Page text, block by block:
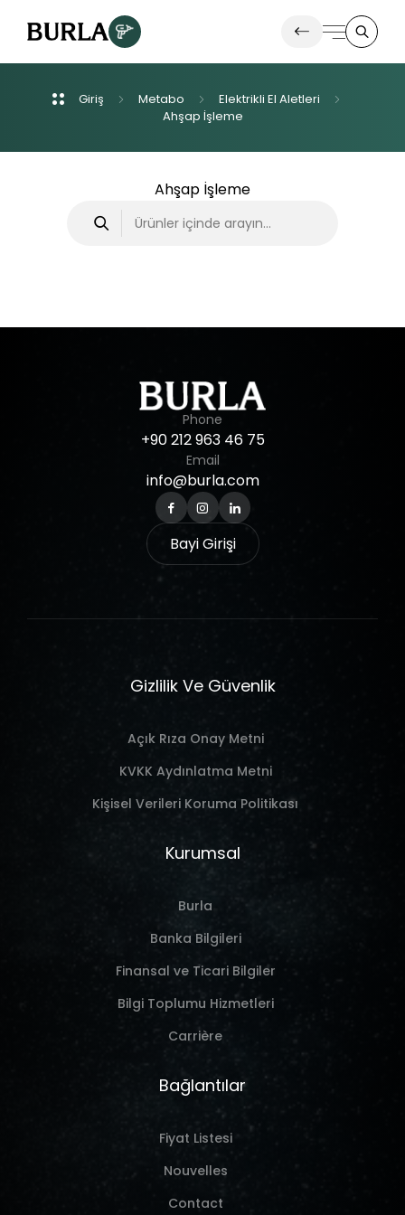
Ürünlerimiz
Giriş Metabo Elektrikli El Aletleri
Ahşap İşleme
Ahşap İşleme
Phone
+90212963 46 75
Email
info@burla.com
Bayi Girişi
Gizlilik Ve Güvenlik
Açık Rıza Onay Metni
KVKK Aydınlatma Metni
Kişisel Verileri Koruma Politikası
Kurumsal
Burla
Banka Bilgileri
Finansal ve Ticari Bilgiler
Bilgi Toplumu Hizmetleri
Carrière
Bağlantılar
Fiyat Listesi
Nouvelles
Contact